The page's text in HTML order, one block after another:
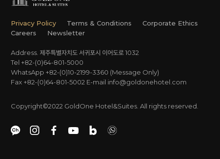
Privacy Policy Terms & Conditions
Corporate Ethics
Careers
Newsletter
Address. 제주특별자치도 서귀포시 이어도로 1032
Tel +82-(0)64-801-5000
WhatsApp +82-(0)10-2199-3360 (Message Only)
Fax +82-(0)64-801-5002 E-mail info@goldonehotel.com
Copyright©2022 GoldOne Hotel&Suites. All rights reserved.